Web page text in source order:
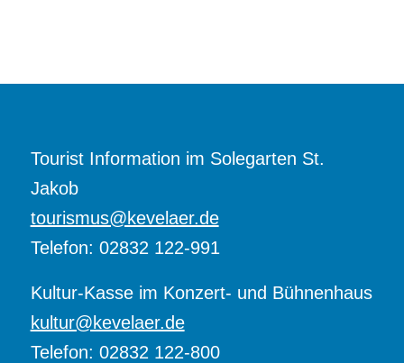
Tourist Information im Solegarten St.
Jakob
tourismus@kevelaer.de
Telefon: 02832 122-991
Kultur-Kasse im Konzert- und Bühnenhaus
kultur@kevelaer.de
Telefon: 02832 122-800